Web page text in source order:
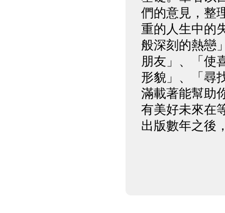
們的意見，整
重的人生中的
般深刻的熱戀
朋友」、「使
形貌」、「尋
滿載著能幫助
有美好未來在
出版數年之後